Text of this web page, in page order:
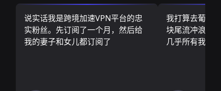
说实话我是跨境加速VPN平台的忠
实粉丝。先订阅了一个月，然后给
我的妻子和女儿都订阅了
我打算去葡萄
块尾流冲浪板
几乎所有我需